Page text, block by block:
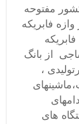
کشور مفتوحه
فابریکه
از بانگ
،
های